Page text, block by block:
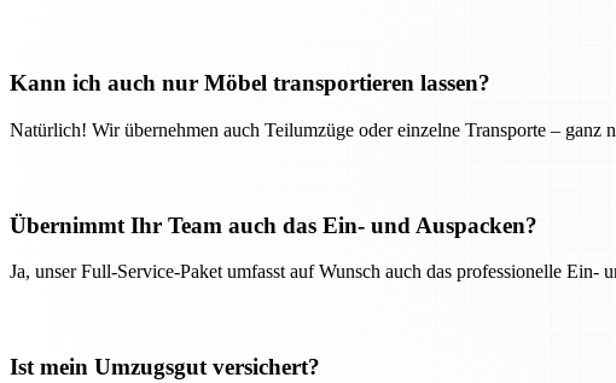
Kann ich auch nur Möbel transportieren lassen?
Natürlich! Wir übernehmen auch Teilumzüge oder einzelne Transporte – ganz
Übernimmt Ihr Team auch das Ein- und Auspacken?
Ja, unser Full-Service-Paket umfasst auf Wunsch auch das professionelle Ein-
Ist mein Umzugsgut versichert?